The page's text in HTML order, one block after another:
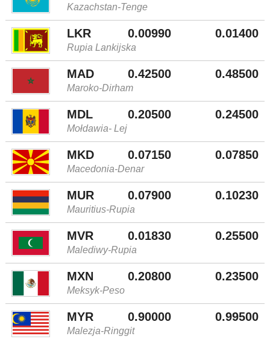
Kazachstan-Tenge
LKR 0.00990 0.01400
Rupia Lankijska
MAD 0.42500 0.48500
Maroko-Dirham
MDL 0.20500 0.24500
Mołdawia- Lej
MKD 0.07150 0.07850
Macedonia-Denar
MUR 0.07900 0.10230
Mauritius-Rupia
MVR 0.01830 0.25500
Malediwy-Rupia
MXN 0.20800 0.23500
Meksyk-Peso
MYR 0.90000 0.99500
Malezja-Ringgit